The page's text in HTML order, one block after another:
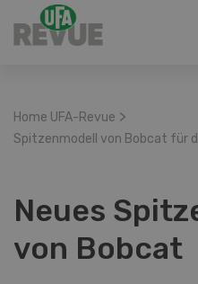
Home UFA-Revue >
Spitzenmodell von Bobcat für
Neues
von Bobcat